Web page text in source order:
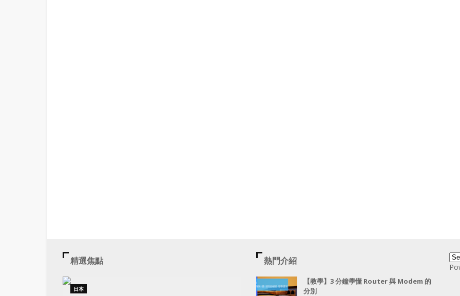
精選焦點
日本
熱門介紹
【教學】3 分鐘學懂 Router 與 Modem 的
分別